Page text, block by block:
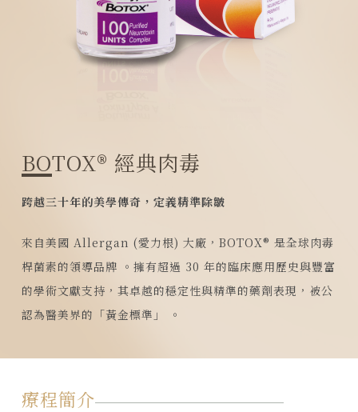
BOTOX® 經典肉毒
跨越三十年的美學傳奇，定義精準除皺
來自美國 Allergan (愛力根) 大廠，BOTOX® 是全球肉毒
桿菌素的領導品牌 。擁有超過 30 年的臨床應用歷史與豐富
的學術文獻支持，其卓越的穩定性與精準的藥劑表現，被公
認為醫美界的「黃金標準」
。
療程簡介